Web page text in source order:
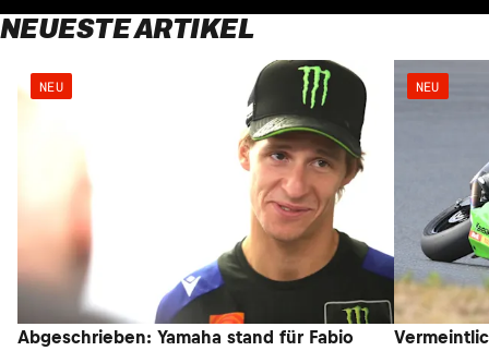
NEUESTE ARTIKEL
NEU
Abgeschrieben: Yamaha stand für Fabio
NEU